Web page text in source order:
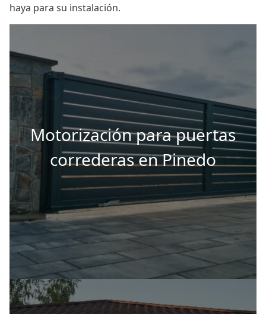
haya para su instalación.
Motorización para puertas
correderas en Pinedo